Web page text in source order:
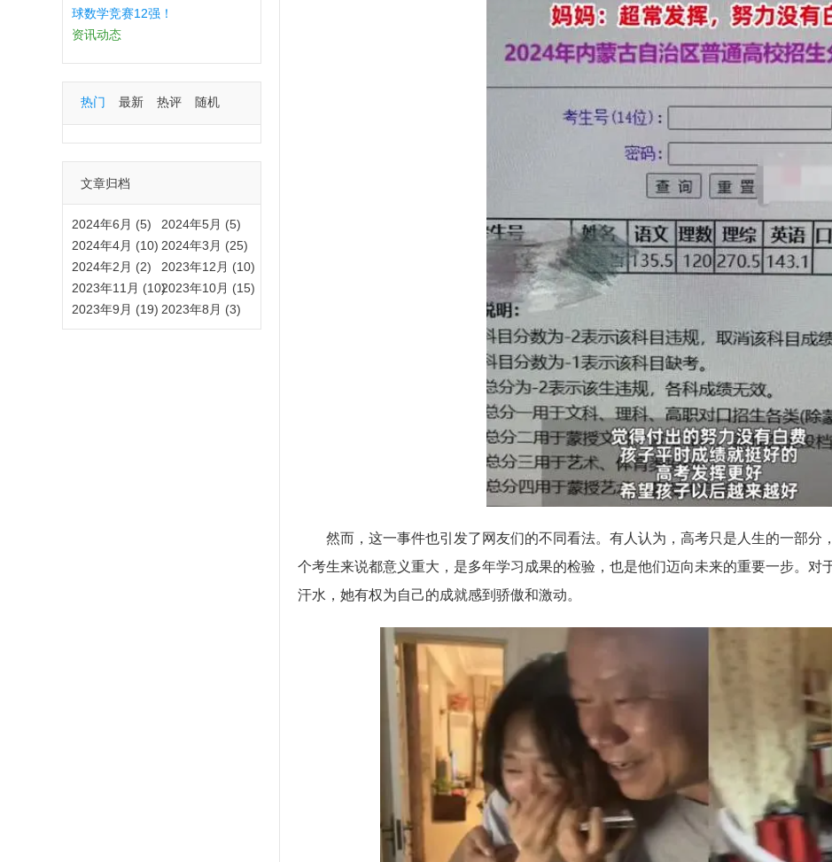
球数学竞赛12强！
资讯动态
热门 最新 热评 随机
文章归档
2024年6月 (5)
2024年5月 (5)
2024年4月 (10) 2024年3月 (25)
2024年2月 (2)
2023年12月 (10)
2023年11月 (10)2023年10月 (15)
2023年9月 (19) 2023年8月 (3)
然而，这一事件也引发了网友们的不同看法。有人认为，高考只是人生的一部分
个考生来说都意义重大，是多年学习成果的检验，也是他们迈向未来的重要一步。对
汗水，她有权为自己的成就感到骄傲和激动。